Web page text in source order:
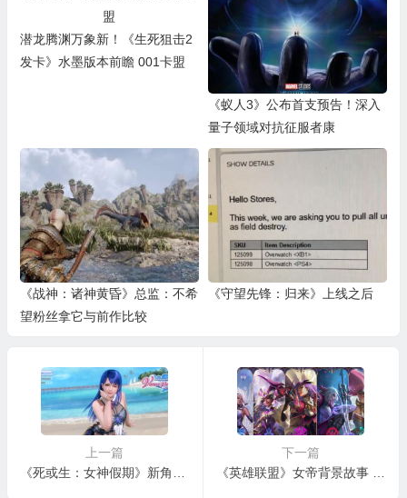
潜龙腾渊万象新！《生死狙击2
发卡》水墨版本前瞻 001卡盟
《蚁人3》公布首支预告！深入
量子领域对抗征服者康
《战神：诸神黄昏》总监：不希
望粉丝拿它与前作比较
《守望先锋：归来》上线之后
上一篇
《死或生：女神假期》新角色公布 贵族继承人洛贝莉亚
下一篇
《英雄联盟》女帝背景故事 魔法大陆，纹章庇佑人民